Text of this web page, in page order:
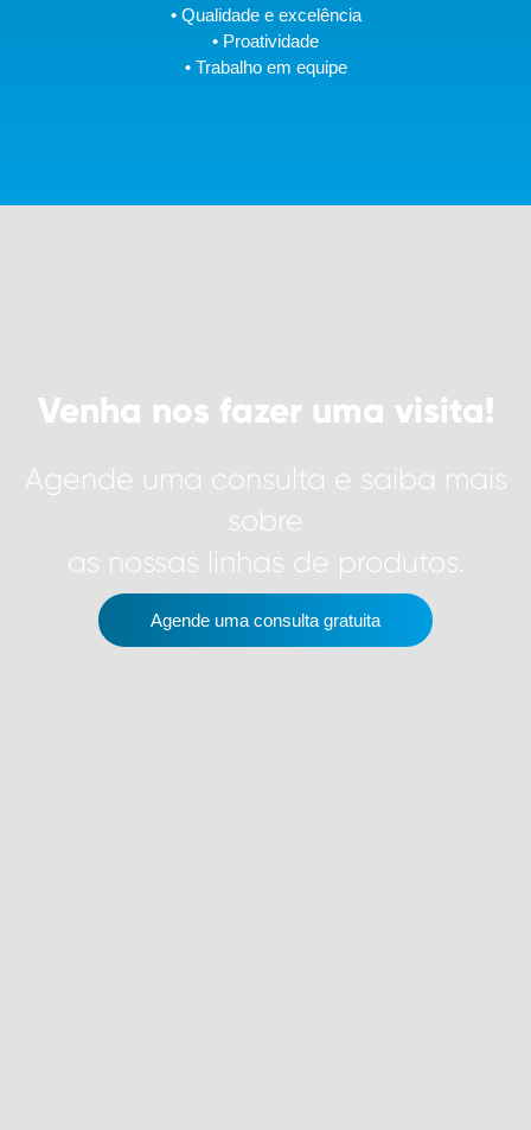
• Qualidade e excelência
• Proatividade
• Trabalho em equipe
Venha nos fazer uma visita!
Agende uma consulta e saiba mais
sobre
as nossas linhas de produtos.
Agende uma consulta gratuita